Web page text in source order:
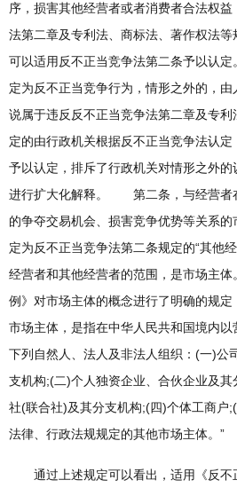
序，损害其他经营者或者消费者合法权
法第二章及专利法、商标法、著作权法
可以适用反不正当竞争法第二条予以认
定为反不正当竞争行为，情形之外的，
说属于违反反不正当竞争法第二章及专
定的由行政机关根据反不正当竞争法认
予以认定，排斥了行政机关对情形之外
进行扩大化解释。 第二条，与经营者
的争夺交易机会、损害竞争优势等关系
定为反不正当竞争法第二条规定的“其他
经营者和其他经营者的范围，是市场主
例》对市场主体的概念进行了明确的规定
市场主体，是指在中华人民共和国境内
下列自然人、法人及非法人组织：(一)公
支机构;(二)个人独资企业、合伙企业及
社(联合社)及其分支机构;(四)个体工商户
法律、行政法规规定的其他市场主体。”
通过上述规定可以看出，适用《反不